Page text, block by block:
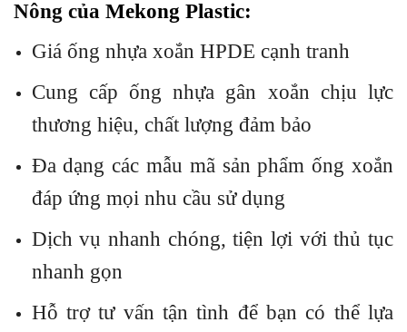
Nông của Mekong Plastic:
Giá ống nhựa xoắn HPDE cạnh tranh
Cung cấp ống nhựa gân xoắn chịu lực
thương hiệu, chất lượng đảm bảo
Đa dạng các mẫu mã sản phẩm ống xoắn
đáp ứng mọi nhu cầu sử dụng
Dịch vụ nhanh chóng, tiện lợi với thủ tục
nhanh gọn
Hỗ trợ tư vấn tận tình để bạn có thể lựa